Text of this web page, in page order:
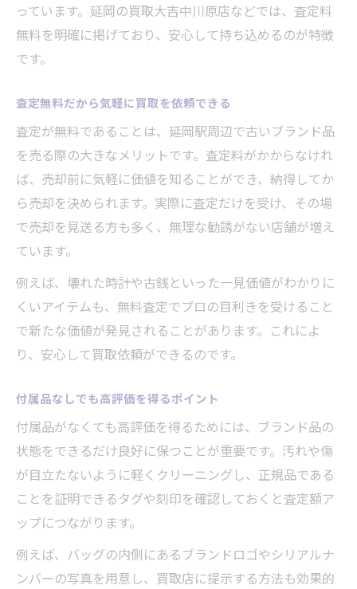
っています。延岡の買取大吉中川原店などでは、査定料
無料を明確に掲げており、安心して持ち込めるのが特徴
です。
査定無料だから気軽に買取を依頼できる
査定が無料であることは、延岡駅周辺で古いブランド品
を売る際の大きなメリットです。査定料がかからなけれ
ば、売却前に気軽に価値を知ることができ、納得してか
ら売却を決められます。実際に査定だけを受け、その場
で売却を見送る方も多く、無理な勧誘がない店舗が増え
ています。
例えば、壊れた時計や古銭といった一見価値がわかりに
くいアイテムも、無料査定でプロの目利きを受けること
で新たな価値が発見されることがあります。これによ
り、安心して買取依頼ができるのです。
付属品なしでも高評価を得るポイント
付属品がなくても高評価を得るためには、ブランド品の
状態をできるだけ良好に保つことが重要です。汚れや傷
が目立たないように軽くクリーニングし、正規品である
ことを証明できるタグや刻印を確認しておくと査定額ア
ップにつながります。
例えば、バッグの内側にあるブランドロゴやシリアルナ
ンバーの写真を用意し、買取店に提示する方法も効果的